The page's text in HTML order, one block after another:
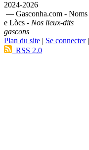
2024-2026
— Gasconha.com - Noms
e Lòcs - Nos lieux-dits
gascons
Plan du site | Se connecter|
RSS 2.0